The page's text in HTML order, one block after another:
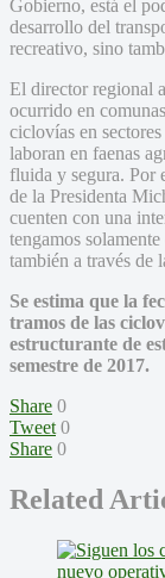
Gobierno, está el
desarrollo del
recreativo, sino
El director regional
ocurrido en
ciclovías en
laboran en faenas
fluida y segura. Por
de la Presidenta
cuenten con una
tengamos
también a través de
Se estima que la
tramos de las
estructurante de
semestre de 2017.
Share 0
Tweet 0
Share 0
Related